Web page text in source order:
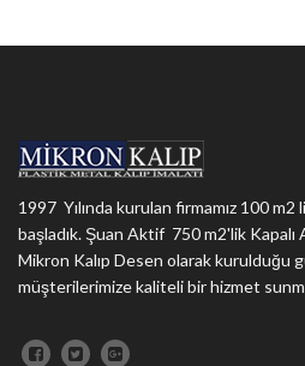
1997 Yılında kurulan firmamız 100 m2
başladık. Şuan Aktif 750 m2'lik
Mikron Kalıp Desen olarak kurulduğu
müşterilerimize kaliteli bir hizmet